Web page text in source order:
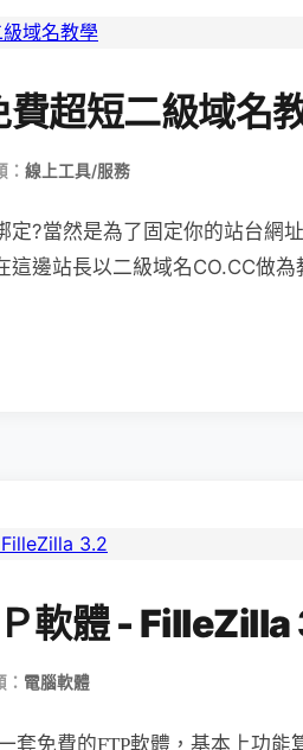
超短二級域名
： 線上工具/服務
定?當然是為了固定你的站台網
這邊站長以二級域名CO.CC做為
軟體 - FilleZilla
： 電腦軟體
套免費的FTP軟體，基本上功能